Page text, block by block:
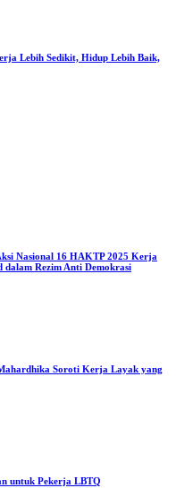
Lebih Sedikit, Hidup Lebih Baik,
Nasional 16 HAKTP 2025 Kerja
dalam Rezim Anti Demokrasi
Soroti Kerja Layak yang
untuk Pekerja LBTQ